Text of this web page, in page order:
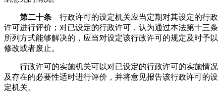
第二十条 行政许可的设定机关应当定期对其设定的行政
许可进行评价；对已设定的行政许可，认为通过本法第十三条
所列方式能够解决的，应当对设定该行政许可的规定及时予以
修改或者废止。
行政许可的实施机关可以对已设定的行政许可的实施情况
及存在的必要性适时进行评价，并将意见报告该行政许可的设
定机关。